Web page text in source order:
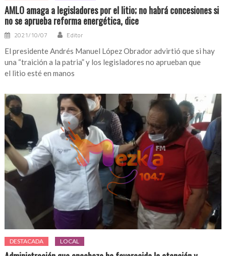
AMLO amaga a legisladores por el litio; no habrá concesiones si
no se aprueba reforma energética, dice
2021/10/07 Editor
El presidente Andrés Manuel López Obrador advirtió que si hay
una “traición a la patria” y los legisladores no aprueban que
el litio esté en manos
DESTACADA LOCAL